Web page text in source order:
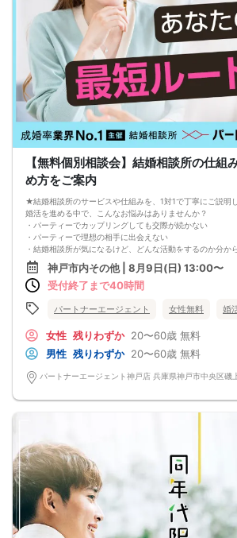
・リクエストカード記入
カップルを決める、最終投票カードです。
第一希望～第三希望までご記入頂けます。
・カップリング
カップルになられた方は、パーティー終了後
お二人でのお時間をお過ごしくださいませ。
※本イベントの最少催行人数は男女各3名です。
※参加人数や会場の都合により、やむを得ず開催中止と判断
す。
その際は開始時刻の3時間前後にご連絡致します。
当日の持ち物
・ご本人様確認書類（運転免許証・保険証など生年月日の
書）を忘れずご持参ください。
※クレジットカードなどはご本人様確認書類になりませんの
・お飲み物
※アルコール飲料はお控えください。
婚活パーティー 街コン お見合いパーティー
【無料個別相談会】結婚相談所の仕組
め方をご案内
★結婚相談所のサービスや仕組みを、1対1で丁寧にご説明
婚活を進める中で、こんなお悩みはありませんか？
・パーティーでカップリングしても交際が続かない
・パーティーで理想の相手に出会えない
・結婚相談所が気になるけど、どんな活動をするのか分か
そんな方のために、結婚相談所のプロアドバイザーが「あ
め方」や「活動の流れ」を、個別にご案内します。
本相談会では、
・婚活に関するご質問やお悩み相談
を行います。
※婚活パーティーやグループセミナーではありません。
※婚活を真剣に考えている方向けの内容です。
です。
△注意事項△
※本相談会は、結婚相談所サービスのご説明と婚活相談を
※オミカレでのご予約には本人確認が必要です。
神戸市内その他 | 8月9日(日) 13:00〜
受付終了まで40時間
パートナーエージェント 女性無料 婚
女性 残りわずか 20〜60歳 無料
男性 残りわずか 20〜60歳 無料